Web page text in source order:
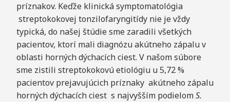
príznakov. Keďže klinická symptomatológia
streptokokovej tonzilofaryngitídy nie je vždy
typická, do našej štúdie sme zaradili všetkých
pacientov, ktorí mali diagnózu akútneho zápalu v
oblasti horných dýchacích ciest. V našom súbore
sme zistili streptokokovú etiológiu u 5,72 %
pacientov prejavujúcich príznaky akútneho zápalu
horných dýchacích ciest s najvyšším podielomS.